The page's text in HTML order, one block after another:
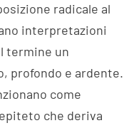
radicale al
interpretazioni
termine un
profondo e ardente.
come
epiteto che deriva